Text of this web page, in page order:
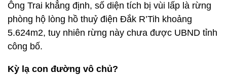
Ông Trai khẳng định, số diện tích bị vùi lấp là rừng
phòng hộ lòng hồ thuỷ điện Đắk R’Tih khoảng
5.624m2, tuy nhiên rừng này chưa được UBND tỉnh
công bố.
Kỳ lạ con đường vô chủ?